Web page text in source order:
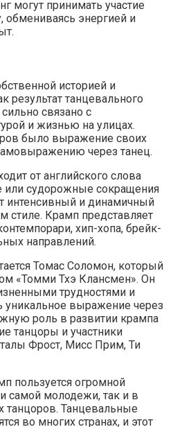
могут принимать участие
обмениваясь энергией и
историей и
результат танцевального
связано с
и жизнью на улицах.
было выражение своих
через танец.
от английского слова
или судорожные сокращения
интенсивный и динамичный
стиле. Крамп представляет
хип-хопа, брейк-
направлений.
Томас Соломон, который
«Томми Тхэ Клансмен». Он
трудностями и
уникальное выражение через
роль в развитии крампа
танцоры и участники
Фрост, Мисс Прим, Ти
пользуется огромной
самой молодежи, так и в
танцоров. Танцевальные
во многих странах, и этот